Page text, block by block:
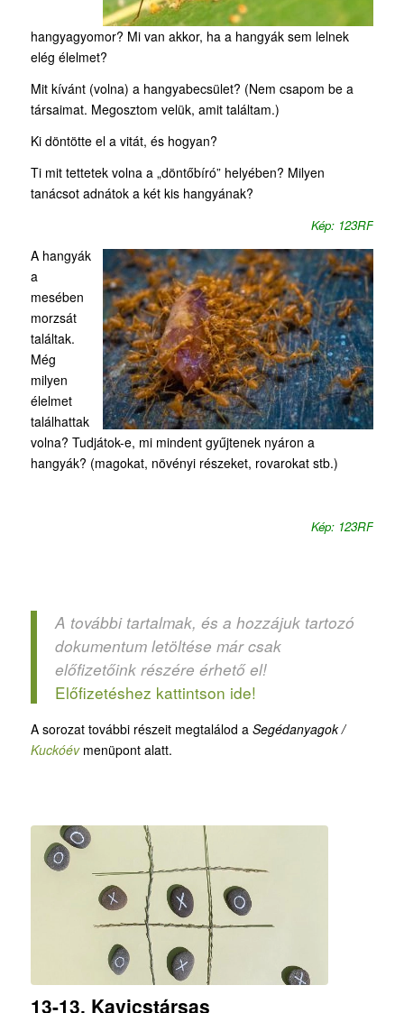
hangyagyomor? Mi van akkor, ha a hangyák sem lelnek
elég élelmet?
Mit kívánt (volna) a hangyabecsület? (Nem csapom be a
társaimat. Megosztom velük, amit találtam.)
Ki döntötte el a vitát, és hogyan?
Ti mit tettetek volna a „döntőbíró” helyében? Milyen
tanácsot adnátok a két kis hangyának?
Kép: 123RF
A hangyák
a
mesében
morzsát
találtak.
Még
milyen
élelmet
találhattak
volna? Tudjátok-e, mi mindent gyűjtenek nyáron a
hangyák? (magokat, növényi részeket, rovarokat stb.)
Kép: 123RF
A további tartalmak, és a hozzájuk tartozó
dokumentum letöltése már csak
előfizetőink részére érhető el!
Előfizetéshez kattintson ide!
A sorozat további részeit megtalálod a Segédanyagok /
Kuckóév menüpont alatt.
13-13. Kavicstársas